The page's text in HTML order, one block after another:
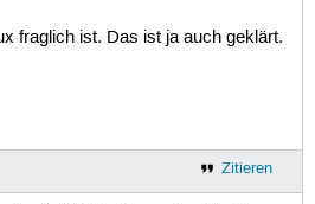
fraglich ist. Das ist ja auch geklärt.
Zitieren